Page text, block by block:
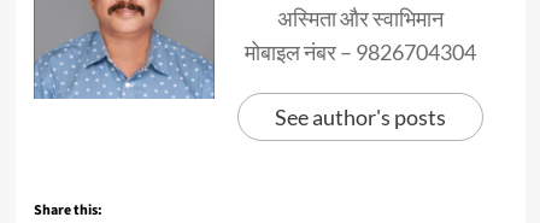
अस्मिता और स्वाभिमान
मोबाइल नंबर – 9826704304
See author's posts
Share this: